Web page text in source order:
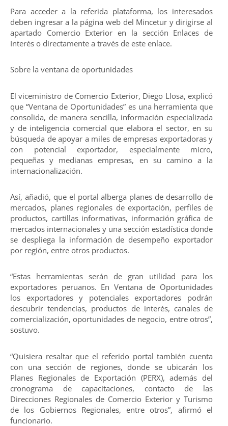
Para acceder a la referida plataforma, los interesados
deben ingresar a la página web del Mincetur y dirigirse al
apartado Comercio Exterior en la sección Enlaces de
Interés o directamente a través de este enlace.
Sobre la ventana de oportunidades
El viceministro de Comercio Exterior, Diego Llosa, explicó
que “Ventana de Oportunidades” es una herramienta que
consolida, de manera sencilla, información especializada
y de inteligencia comercial que elabora el sector, en su
búsqueda de apoyar a miles de empresas exportadoras y
con potencial exportador, especialmente micro,
pequeñas y medianas empresas, en su camino a la
internacionalización.
Así, añadió, que el portal alberga planes de desarrollo de
mercados, planes regionales de exportación, perfiles de
productos, cartillas informativas, información gráfica de
mercados internacionales y una sección estadística donde
se despliega la información de desempeño exportador
por región, entre otros productos.
“Estas herramientas serán de gran utilidad para los
exportadores peruanos. En Ventana de Oportunidades
los exportadores y potenciales exportadores podrán
descubrir tendencias, productos de interés, canales de
comercialización, oportunidades de negocio, entre otros”,
sostuvo.
“Quisiera resaltar que el referido portal también cuenta
con una sección de regiones, donde se ubicarán los
Planes Regionales de Exportación (PERX), además del
cronograma de capacitaciones, contacto de las
Direcciones Regionales de Comercio Exterior y Turismo
de los Gobiernos Regionales, entre otros”, afirmó el
funcionario.